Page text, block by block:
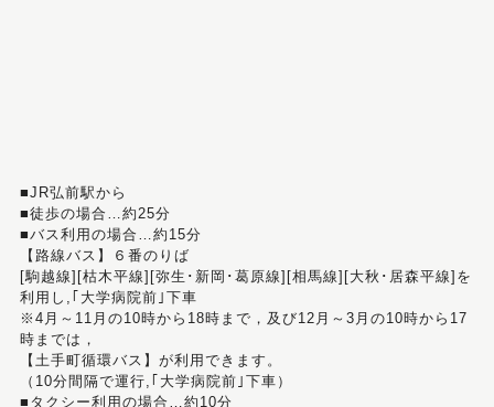
■JR弘前駅から
■徒歩の場合…約25分
■バス利用の場合…約15分
【路線バス】６番のりば
[駒越線][枯木平線][弥生･新岡･葛原線][相馬線][大秋･居森平線]を
利用し,｢大学病院前｣下車
※4月～11月の10時から18時まで，及び12月～3月の10時から17
時までは，
【土手町循環バス】が利用できます。
（10分間隔で運行,｢大学病院前｣下車）
■タクシー利用の場合…約10分